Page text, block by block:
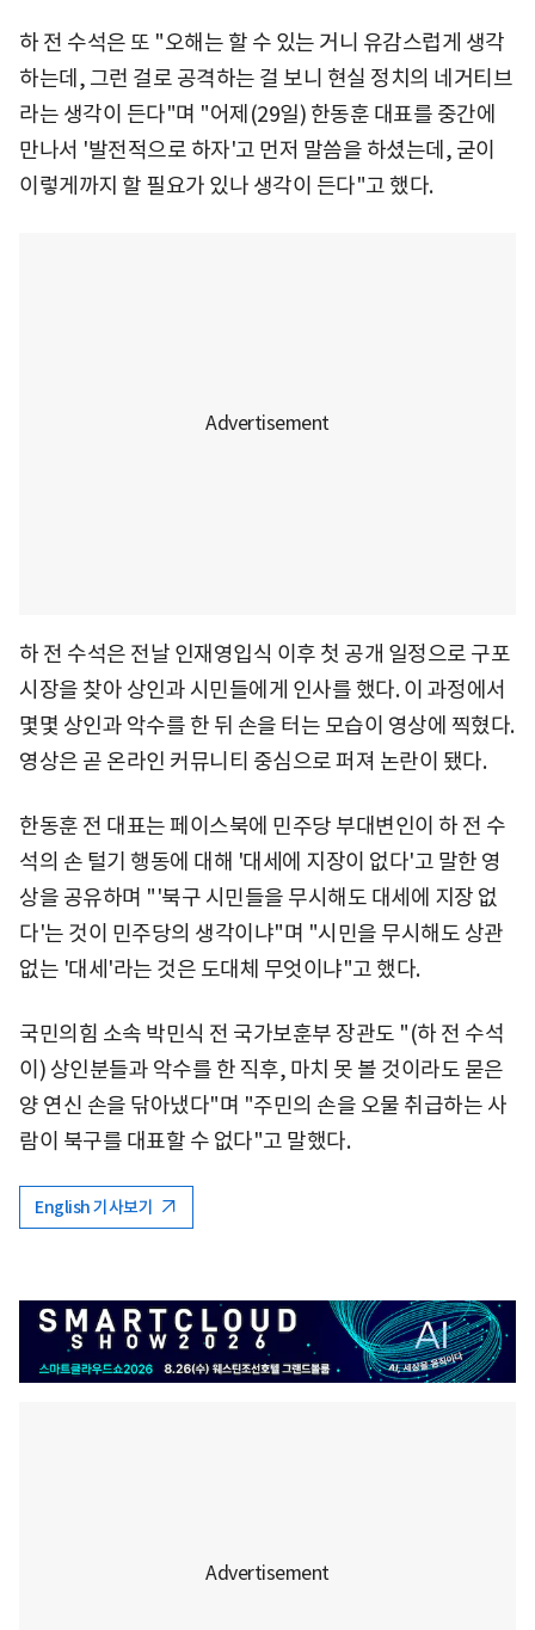
하 전 수석은 또 "오해는 할 수 있는 거니 유감스럽게 생각
하는데, 그런 걸로 공격하는 걸 보니 현실 정치의 네거티브
라는 생각이 든다"며 "어제(29일) 한동훈 대표를 중간에
만나서 '발전적으로 하자'고 먼저 말씀을 하셨는데, 굳이
이렇게까지 할 필요가 있나 생각이 든다"고 했다.
하 전 수석은 전날 인재영입식 이후 첫 공개 일정으로 구포
시장을 찾아 상인과 시민들에게 인사를 했다. 이 과정에서
몇몇 상인과 악수를 한 뒤 손을 터는 모습이 영상에 찍혔다.
영상은 곧 온라인 커뮤니티 중심으로 퍼져 논란이 됐다.
한동훈 전 대표는 페이스북에 민주당 부대변인이 하 전 수
석의 손 털기 행동에 대해 '대세에 지장이 없다'고 말한 영
상을 공유하며 "'북구 시민들을 무시해도 대세에 지장 없
다'는 것이 민주당의 생각이냐"며 "시민을 무시해도 상관
없는 '대세'라는 것은 도대체 무엇이냐"고 했다.
국민의힘 소속 박민식 전 국가보훈부 장관도 "(하 전 수석
이) 상인분들과 악수를 한 직후, 마치 못 볼 것이라도 묻은
양 연신 손을 닦아냈다"며 "주민의 손을 오물 취급하는 사
람이 북구를 대표할 수 없다"고 말했다.
English 기사보기